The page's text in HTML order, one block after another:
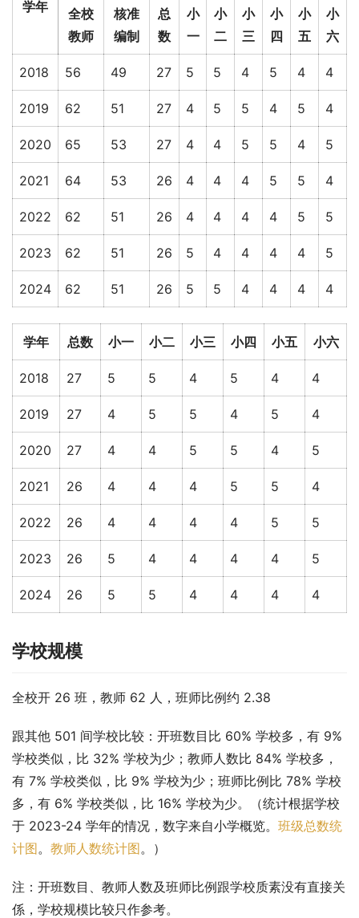
学年
全校
教师
核准
编制
总
数
小
一
小
二
小
三
小
四
小
五
小
六
2018 56 49 27 5 5 4 5 4 4
2019 62 51 27 4 5 5 4 5 4
2020 65 53 27 4 4 5 5 4 5
2021 64 53 26 4 4 4 5 5 4
2022 62 51 26 4 4 4 4 5 5
2023 62 51 26 5 4 4 4 4 5
2024 62 51 26 5 5 4 4 4 4
学年 总数 小一 小二 小三 小四 小五 小六
2018 27 5 5 4 5 4 4
2019 27 4 5 5 4 5 4
2020 27 4 4 5 5 4 5
2021 26 4 4 4 5 5 4
2022 26 4 4 4 4 5 5
2023 26 5 4 4 4 4 5
2024 26 5 5 4 4 4 4
学校规模
全校开 26 班，教师 62 人，班师比例约 2.38
跟其他 501 间学校比较：开班数目比 60% 学校多，有 9%
学校类似，比 32% 学校为少；教师人数比 84% 学校多，
有 7% 学校类似，比 9% 学校为少；班师比例比 78% 学校
多，有 6% 学校类似，比 16% 学校为少。（统计根据学校
于 2023-24 学年的情况，数字来自小学概览。 班级总数统
计图。 教师人数统计图。）
注：开班数目、教师人数及班师比例跟学校质素没有直接关
係，学校规模比较只作参考。